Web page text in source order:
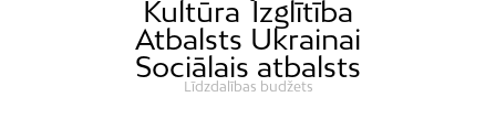
Kultūra Izglītība
Atbalsts Ukrainai
Sociālais atbalsts
Līdzdalības budžets